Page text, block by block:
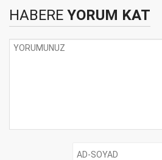
HABERE YORUM KAT